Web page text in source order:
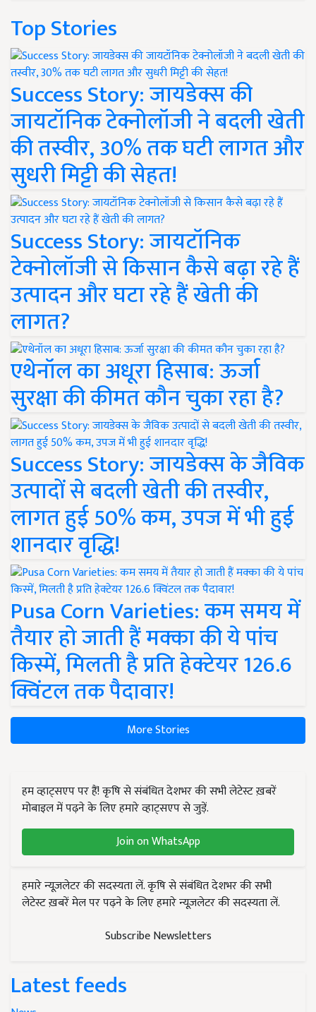
Top Stories
Success Story: जायडेक्स की
जायटॉनिक टेक्नोलॉजी ने बदली खेती
की तस्वीर, 30% तक घटी लागत और
सुधरी मिट्टी की सेहत!
Success Story: जायटॉनिक
टेक्नोलॉजी से किसान कैसे बढ़ा रहे हैं
उत्पादन और घटा रहे हैं खेती की
लागत?
एथेनॉल का अधूरा हिसाब: ऊर्जा
सुरक्षा की कीमत कौन चुका रहा है?
Success Story: जायडेक्स के जैविक
उत्पादों से बदली खेती की तस्वीर,
लागत हुई 50% कम, उपज में भी हुई
शानदार वृद्धि!
Pusa Corn Varieties: कम समय में
तैयार हो जाती हैं मक्का की ये पांच
किस्में, मिलती है प्रति हेक्टेयर 126.6
क्विंटल तक पैदावार!
More Stories
हम व्हाट्सएप पर हैं! कृषि से संबंधित देशभर की सभी लेटेस्ट ख़बरें
मोबाइल में पढ़ने के लिए हमारे व्हाट्सएप से जुड़ें.
Join on WhatsApp
हमारे न्यूज़लेटर की सदस्यता लें. कृषि से संबंधित देशभर की सभी
लेटेस्ट ख़बरें मेल पर पढ़ने के लिए हमारे न्यूज़लेटर की सदस्यता लें.
Subscribe Newsletters
Latest feeds